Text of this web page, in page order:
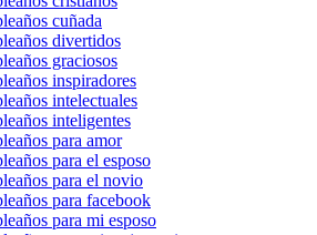
cuñada
divertidos
graciosos
inspiradores
intelectuales
inteligentes
para amor
para el esposo
para el novio
para facebook
para mi esposo